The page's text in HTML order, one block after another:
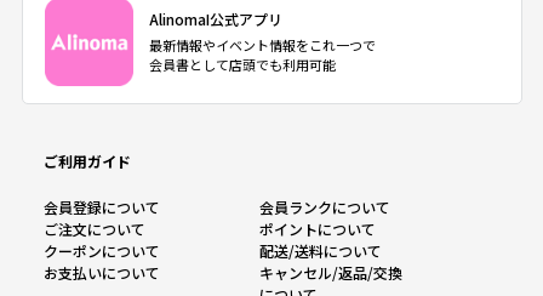
AlinomaI公式アプリ
最新情報やイベント情報をこれ一つで
会員書として店頭でも利用可能
ご利用ガイド
会員登録について
会員ランクについて
ご注文について
ポイントについて
クーポンについて
配送/送料について
お支払いについて
キャンセル/返品/交換